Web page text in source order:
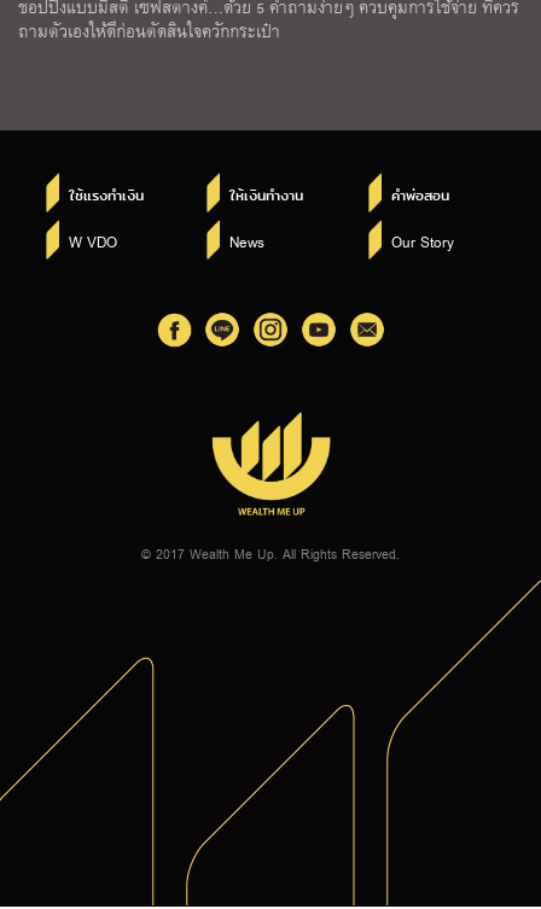
ชอปปิงแบบมีสติ เซฟสตางค์…ด้วย 5 คำถามง่ายๆ ควบคุมการใช้จ่าย ที่ควร
ถามตัวเองให้ดีก่อนตัดสินใจควักกระเป๋า
ใช้แรงทำเงิน ให้เงินทำงาน คำพ่อสอน
W VDO News Our Story
© 2017 Wealth Me Up. All Rights Reserved.